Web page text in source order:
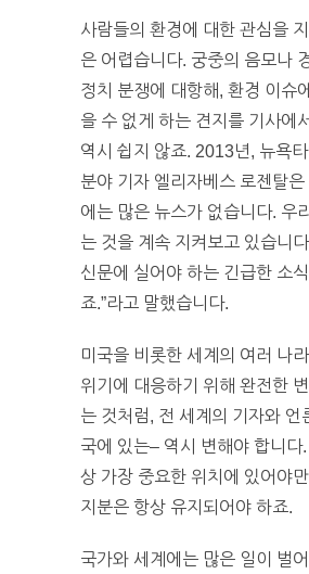
사람들의 환경에 대한 관심을
은 어렵습니다. 궁중의 음모나
정치 분쟁에 대항해, 환경 이슈
을 수 없게 하는 견지를 기사에
역시 쉽지 않죠. 2013년, 뉴욕
분야 기자 엘리자베스 로젠탈은
에는 많은 뉴스가 없습니다. 우
는 것을 계속 지켜보고 있습니
신문에 실어야 하는 긴급한 소
죠.”라고 말했습니다.
미국을 비롯한 세계의 여러 나
위기에 대응하기 위해 완전한
는 것처럼, 전 세계의 기자와 언
국에 있는– 역시 변해야 합니다
상 가장 중요한 위치에 있어야만
지분은 항상 유지되어야 하죠.
국가와 세계에는 많은 일이 벌